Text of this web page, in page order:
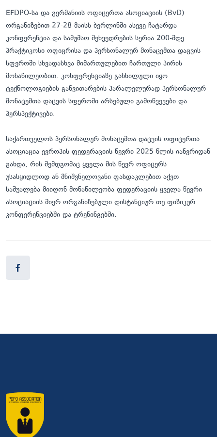
EFDPO-სა და გერმანიის ოფიცერთა ასოციაციის (BvD)
ორგანიზებით 27-28 მაისს ბერლინში ასევე ჩატარდა
კონფერენცია და სამუშაო შეხვედრების სერია 200-მდე
პრაქტიკოსი ოფიცრისა და პერსონალურ მონაცემთა დაცვის
სფეროში სხვადასხვა მიმართულებით ჩართული პირის
მონაწილეობით. კონფერენციაზე განხილული იყო
ტექნოლოგიების განვითარების პარალელურად პერსონალურ
მონაცემთა დაცვის სფეროში არსებული გამოწვევები და
პერსპექტივები.
საქართველოს პერსონალურ მონაცემთა დაცვის ოფიცერთა
ასოციაცია ევროპის ფედერაციის წევრი 2025 წლის იანვრიდან
გახდა, რის შემდგომაც ყველა მის წევრ ოფიცერს
უსასყიდლოდ ან მნიშვნელოვანი ფასდაკლებით აქვთ
საშუალება მიიღონ მონაწილეობა ფედერაციის ყველა წევრი
ასოციაციის მიერ ორგანიზებული დისტანციურ თუ ფიზიკურ
კონფერენციებში და ტრენინგებში.